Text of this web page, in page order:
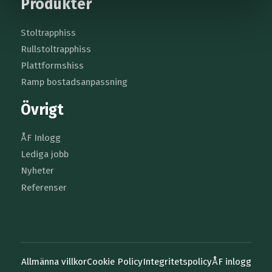
Produkter
Stoltrapphiss
Rullstoltrapphiss
Plattformshiss
Ramp bostadsanpassning
Övrigt
ÅF Inlogg
Lediga jobb
Nyheter
Referenser
Allmänna villkorCookie PolicyIntegritetspolicyÅF inlogg